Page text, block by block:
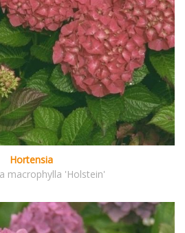
Hortensia
macrophylla 'Holstein'